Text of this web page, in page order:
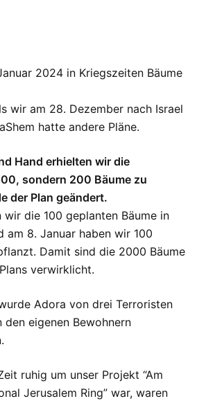
2024 in Kriegszeiten Bäume
wir am 28. Dezember nach Israel
hatte andere Pläne.
Hand erhielten wir die
sondern 200 Bäume zu
der Plan geändert.
wir die 100 geplanten Bäume in
am 8. Januar haben wir 100
Damit sind die 2000 Bäume
verwirklicht.
Adora von drei Terroristen
eigenen Bewohnern
ruhig um unser Projekt “Am
Jerusalem Ring” war, waren